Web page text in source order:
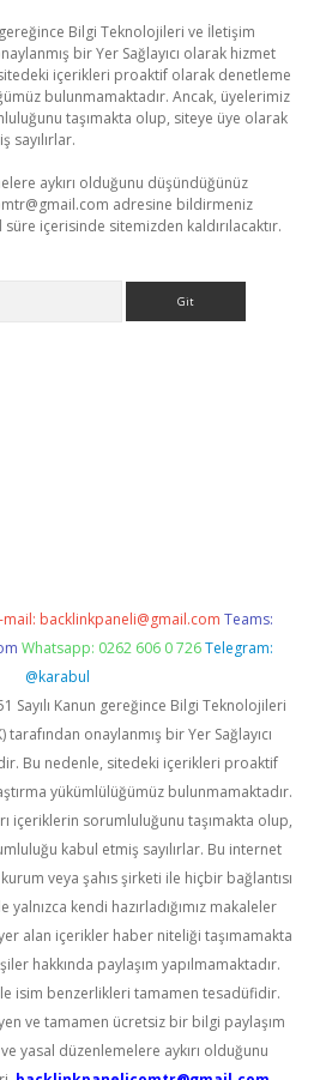
gereğince Bilgi Teknolojileri ve İletişim
bir Yer Sağlayıcı olarak hizmet
içerikleri proaktif olarak denetleme
bulunmamaktadır. Ancak, üyelerimiz
taşımakta olup, siteye üye olarak
sayılırlar.
aykırı olduğunu düşündüğünüz
adresine bildirmeniz
içerisinde sitemizden kaldırılacaktır.
mail: backlinkpaneli@gmail.com Teams:
Whatsapp: 0262 606 0 726 Telegram:
@karabul
Sayılı Kanun gereğince Bilgi Teknolojileri
onaylanmış bir Yer Sağlayıcı
Bu nedenle, sitedeki içerikleri proaktif
yükümlülüğümüz bulunmamaktadır.
içeriklerin sorumluluğunu taşımakta olup,
kabul etmiş sayılırlar. Bu internet
veya şahıs şirketi ile hiçbir bağlantısı
kendi hazırladığımız makaleler
alan içerikler haber niteliği taşımamakta
hakkında paylaşım yapılmamaktadır.
isim benzerlikleri tamamen tesadüfidir.
ve tamamen ücretsiz bir bilgi paylaşım
yasal düzenlemelere aykırı olduğunu